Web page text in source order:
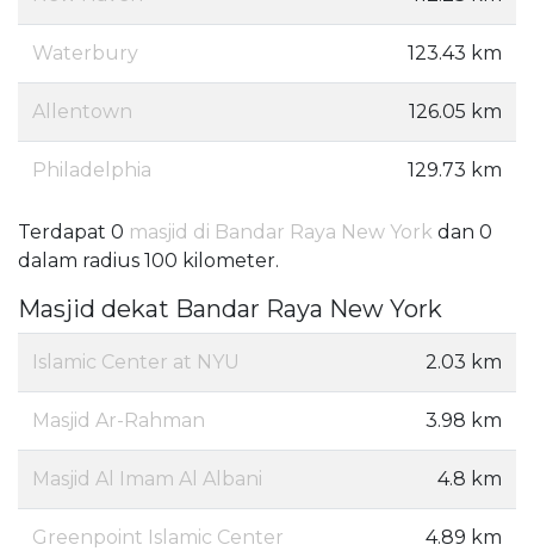
Waterbury 123.43 km
Allentown 126.05 km
Philadelphia 129.73 km
Terdapat 0 masjid di Bandar Raya New York dan 0
dalam radius 100 kilometer.
Masjid dekat Bandar Raya New York
Islamic Center at NYU 2.03 km
Masjid Ar-Rahman 3.98 km
Masjid Al Imam Al Albani 4.8 km
Greenpoint Islamic Center 4.89 km